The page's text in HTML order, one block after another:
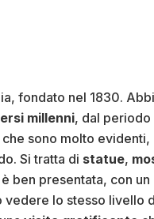
fondato nel 1830.
millenni, dal periodo
sono molto evidenti,
Si tratta di statue,
ben presentata, con un
vedere lo stesso livello